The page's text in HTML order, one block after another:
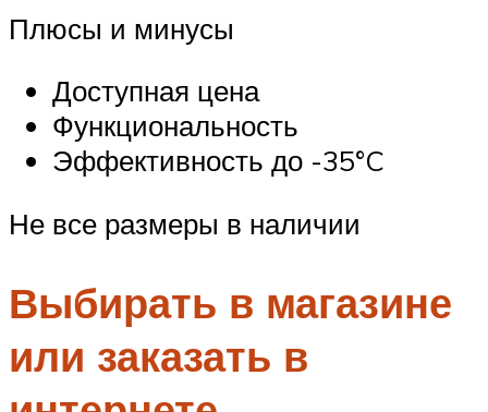
Плюсы и минусы
Доступная цена
Функциональность
Эффективность до -35°C
Не все размеры в наличии
Выбирать в магазине
или заказать в